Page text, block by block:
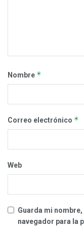
Nombre *
Correo electrónico *
Web
Guarda mi
navegador para la